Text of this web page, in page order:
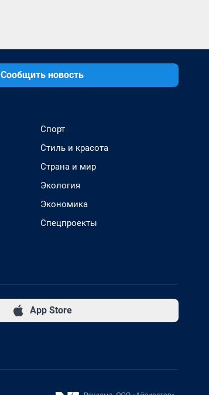
Сообщить новость
Спорт
Стиль и красота
Страна и мир
Экология
Экономика
Спецпроекты
App Store